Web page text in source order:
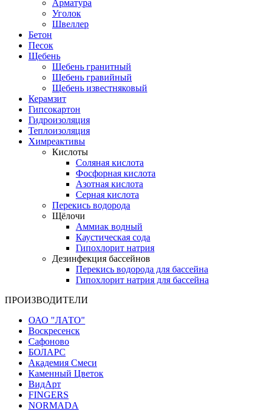
Арматура
Уголок
Швеллер
Бетон
Песок
Щебень
Щебень гранитный
Щебень гравийный
Щебень известняковый
Керамзит
Гипсокартон
Гидроизоляция
Теплоизоляция
Химреактивы
Кислоты
Соляная кислота
Фосфорная кислота
Азотная кислота
Серная кислота
Перекись водорода
Щёлочи
Аммиак водный
Каустическая сода
Гипохлорит натрия
Дезинфекция бассейнов
Перекись водорода для бассейна
Гипохлорит натрия для бассейна
ПРОИЗВОДИТЕЛИ
ОАО "ЛАТО"
Воскресенск
Сафоново
БОЛАРС
Академия Смеси
Каменный Цветок
ВидАрт
FINGERS
NORMADA